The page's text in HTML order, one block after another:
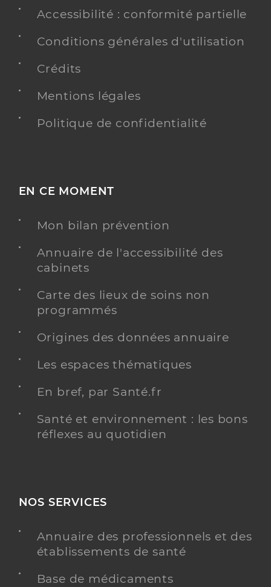
Accessibilité : conformité partielle
Conditions générales d'utilisation
Crédits
Mentions légales
Politique de confidentialité
EN CE MOMENT
Mon bilan prévention
Annuaire de l'accessibilité des
cabinets
Carte des lieux de soins non
programmés
Origines des données annuaire
Les espaces thématiques
En bref, par Santé.fr
Santé et environnement : les bons
réflexes au quotidien
NOS SERVICES
Annuaire des professionnels et des
établissements de santé
Base de médicaments